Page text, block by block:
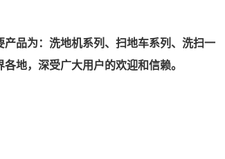
品为：洗地机系列、扫地车系列、洗扫一
地，深受广大用户的欢迎和信赖。